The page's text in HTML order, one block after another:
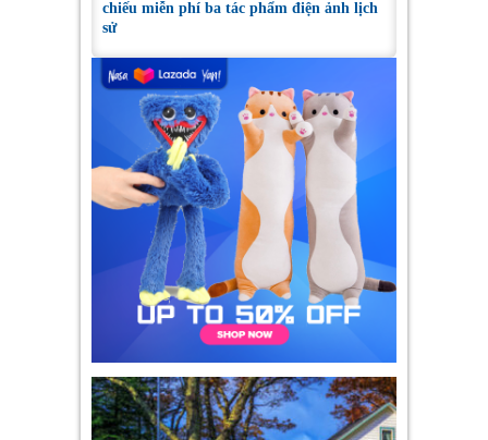
chiếu miễn phí ba tác phẩm điện ảnh lịch
sử